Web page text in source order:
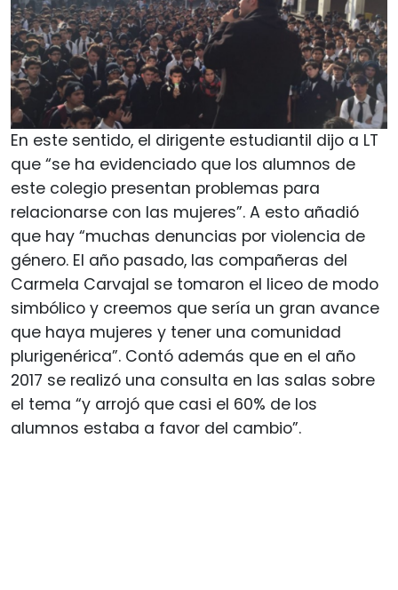
En este sentido, el dirigente estudiantil dijo a LT
que “se ha evidenciado que los alumnos de
este colegio presentan problemas para
relacionarse con las mujeres”. A esto añadió
que hay “muchas denuncias por violencia de
género. El año pasado, las compañeras del
Carmela Carvajal se tomaron el liceo de modo
simbólico y creemos que sería un gran avance
que haya mujeres y tener una comunidad
plurigenérica”. Contó además que en el año
2017 se realizó una consulta en las salas sobre
el tema “y arrojó que casi el 60% de los
alumnos estaba a favor del cambio”.